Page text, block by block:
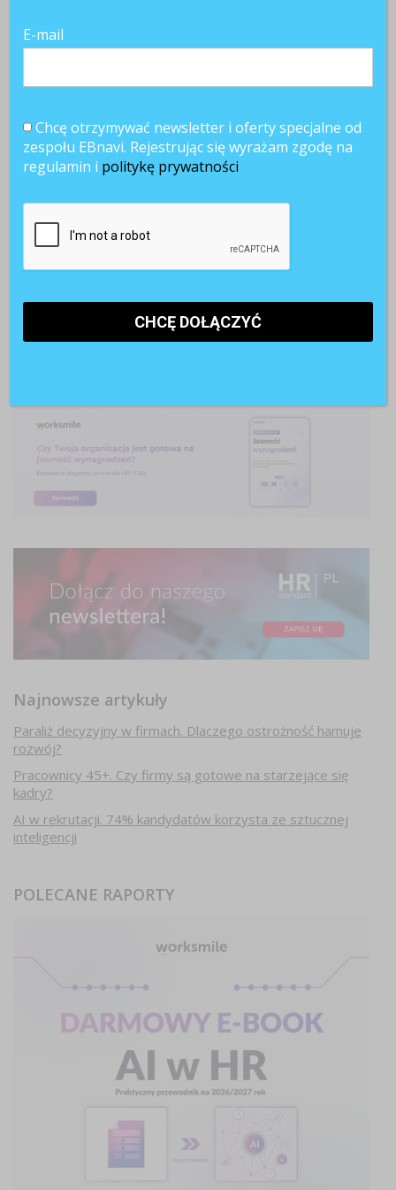
Najnowsze artykuły
Paraliż decyzyjny w firmach. Dlaczego ostrożność hamuje
rozwój?
Pracownicy 45+. Czy firmy są gotowe na starzejące się
kadry?
AI w rekrutacji. 74% kandydatów korzysta ze sztucznej
inteligencji
POLECANE RAPORTY
E-mail
Chcę otrzymywać newsletter i oferty specjalne od
zespołu EBnavi. Rejestrując się wyrażam zgodę na
regulamin i politykę prywatności